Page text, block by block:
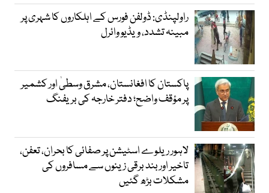
راولپنڈی: ڈولفن فورس کے اہلکاروں کا شہری پر
مبینہ تشدد، ویڈیو وائرل
پاکستان کا افغانستان، مشرق وسطیٰ اور کشمیر
پر مؤقف واضح؛ دفتر خارجہ کی بریفنگ
لاہور ریلوے اسٹیشن پر صفائی کا بحران، تعفن،
تاخیر اور بند برقی زینوں سے مسافروں کی
مشکلات بڑھ گئیں